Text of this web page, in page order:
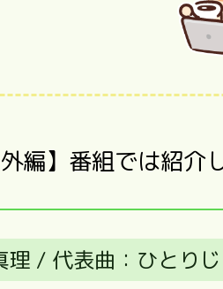
外編】番組では紹
理 / 代表曲：ひとり